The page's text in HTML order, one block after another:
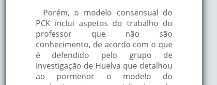
Porém, o modelo consensual do
PCK inclui aspetos do trabalho do
professor que não são
conhecimento, de acordo com o que
é defendido pelo grupo de
investigação de Huelva que detalhou
ao pormenor o modelo do